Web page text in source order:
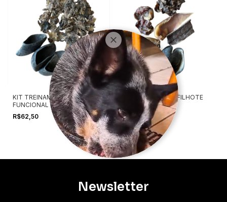
KIT TREINAMENTO
FUNCIONAL
R$62,50
KIT CHEGADA DO FILHOTE
R$73,56
Newsletter